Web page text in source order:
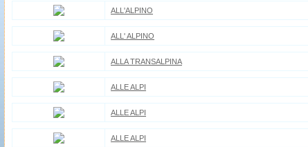
ALL'ALPINO
ALL' ALPINO
ALLA TRANSALPINA
ALLE ALPI
ALLE ALPI
ALLE ALPI